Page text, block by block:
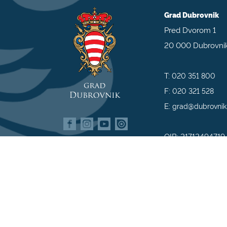
Grad Dubrovnik
Pred Dvorom 1
20 000
T:020 351 800
F:020 321 528
E:
OIB: 21712494719